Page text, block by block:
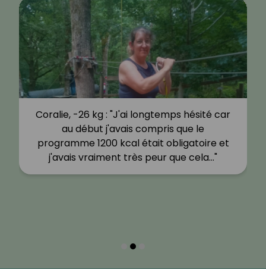
Coralie, -26 kg : "J'ai longtemps hésité car
au début j'avais compris que le
programme 1200 kcal était obligatoire et
j'avais vraiment très peur que cela…"